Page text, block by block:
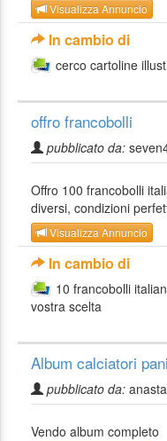
Visualizza Annuncio
In cambio di
cerco cartoline
offro francobolli
pubblicato da:
Offro 100 francobolli
diversi, condizioni
Visualizza Annuncio
In cambio di
10 francobolli
vostra scelta
Album calciatori
pubblicato da:
Vendo album completo